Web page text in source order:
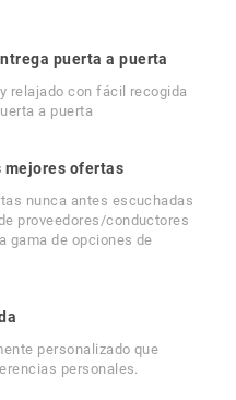
puerta a puerta
relajado con fácil recogida
a puerta
mejores ofertas
nunca antes escuchadas
proveedores/conductores
gama de opciones de
personalizado que
personales.